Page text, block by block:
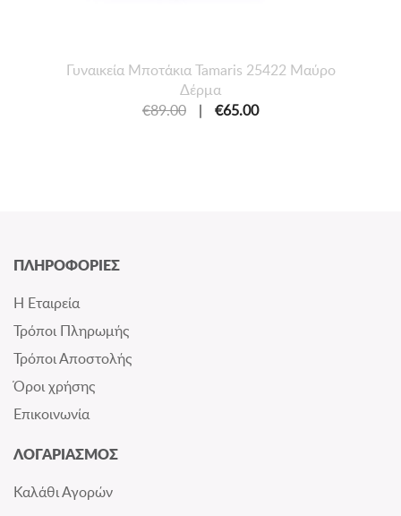
Γυναικεία Mποτάκια Tamaris 25422 Μαύρο
Δέρμα
€89.00
| €65.00
ΠΛΗΡΟΦΟΡΙΕΣ
Η Εταιρεία
Τρόποι Πληρωμής
Τρόποι Αποστολής
Όροι χρήσης
Επικοινωνία
ΛΟΓΑΡΙΑΣΜΟΣ
Καλάθι Αγορών